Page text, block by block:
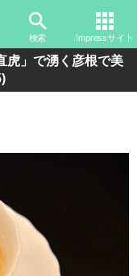
検索 Impressサイト
虎」で湧く彦根で美